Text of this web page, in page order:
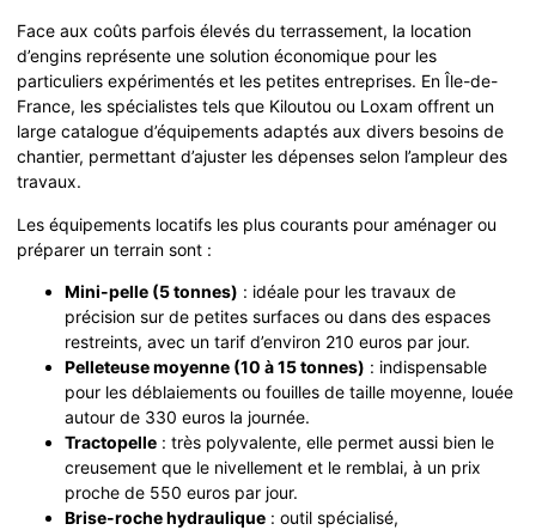
Face aux coûts parfois élevés du terrassement, la location
d’engins représente une solution économique pour les
particuliers expérimentés et les petites entreprises. En Île-de-
France, les spécialistes tels que Kiloutou ou Loxam offrent un
large catalogue d’équipements adaptés aux divers besoins de
chantier, permettant d’ajuster les dépenses selon l’ampleur des
travaux.
Les équipements locatifs les plus courants pour aménager ou
préparer un terrain sont :
Mini-pelle (5 tonnes) : idéale pour les travaux de
précision sur de petites surfaces ou dans des espaces
restreints, avec un tarif d’environ 210 euros par jour.
Pelleteuse moyenne (10 à 15 tonnes) : indispensable
pour les déblaiements ou fouilles de taille moyenne, louée
autour de 330 euros la journée.
Tractopelle : très polyvalente, elle permet aussi bien le
creusement que le nivellement et le remblai, à un prix
proche de 550 euros par jour.
Brise-roche hydraulique : outil spécialisé,